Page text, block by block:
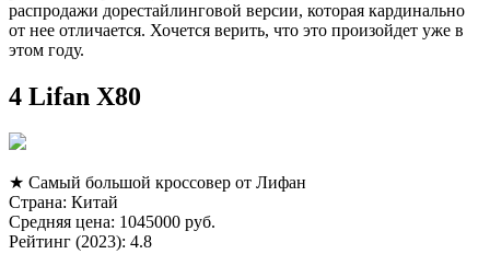
распродажи дорестайлинговой версии, которая кардинально
от нее отличается. Хочется верить, что это произойдет уже в
этом году.
4 Lifan X80
★ Самый большой кроссовер от Лифан
Страна: Китай
Средняя цена: 1045000 руб.
Рейтинг (2023): 4.8